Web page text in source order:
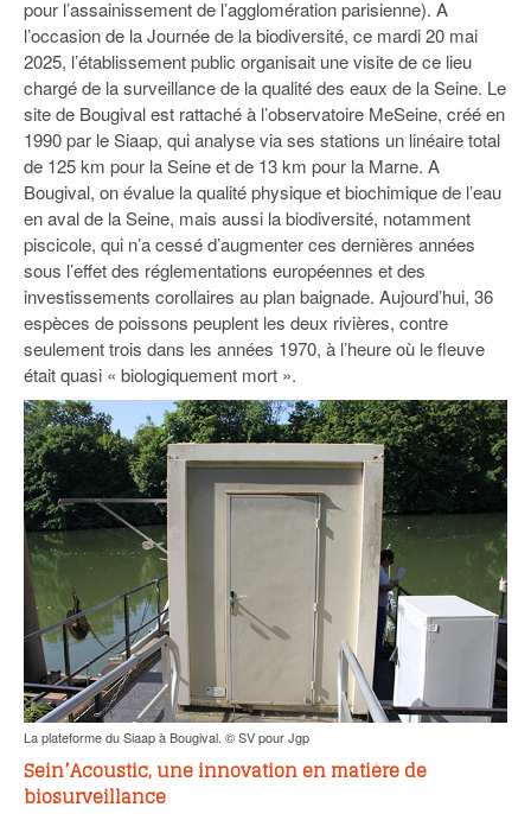
Marchés publics
92
93
94
Lire les résumés
pour l’assainissement de l’agglomération parisienne). A
l’occasion de la Journée de la biodiversité, ce mardi 20 mai
2025, l’établissement public organisait une visite de ce lieu
chargé de la surveillance de la qualité des eaux de la Seine. Le
site de Bougival est rattaché à l’observatoire MeSeine, créé en
1990 par le Siaap, qui analyse via ses stations un linéaire total
de 125 km pour la Seine et de 13 km pour la Marne. A
Bougival, on évalue la qualité physique et biochimique de l’eau
en aval de la Seine, mais aussi la biodiversité, notamment
piscicole, qui n’a cessé d’augmenter ces dernières années
sous l’effet des réglementations européennes et des
investissements corollaires au plan baignade. Aujourd’hui, 36
espèces de poissons peuplent les deux rivières, contre
seulement trois dans les années 1970, à l’heure où le fleuve
était quasi « biologiquement mort ».
La plateforme du Siaap à Bougival. © SV pour Jgp
Sein’Acoustic, une innovation en matière de
biosurveillance